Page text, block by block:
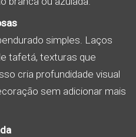
simples. Laços
tafetá, texturas que
cria profundidade visual
sem adicionar mais